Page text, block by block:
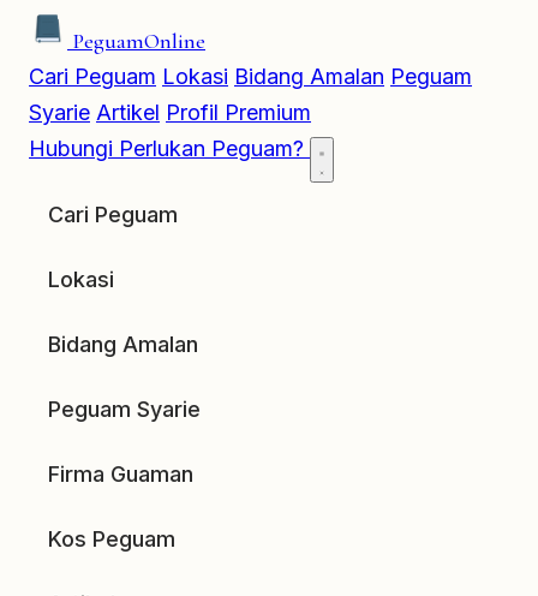
PeguamOnline
Cari Peguam Lokasi Bidang Amalan Peguam
Syarie Artikel Profil Premium
Hubungi Perlukan Peguam?
Cari Peguam
Lokasi
Bidang Amalan
Peguam Syarie
Firma Guaman
Kos Peguam